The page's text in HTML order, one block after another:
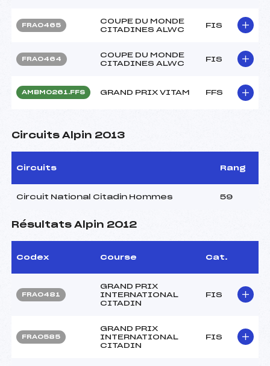
FRA0465
COUPE DU MONDE
CITADINES ALWC
FIS
FRA0464
COUPE DU MONDE
CITADINES ALWC
FIS
AMBM0261.FFS GRAND PRIX VITAM FFS
Circuits Alpin 2013
Circuits Rang
Circuit National Citadin Hommes 59
Résultats Alpin 2012
Codex Course Cat.
FRA0481
GRAND PRIX
INTERNATIONAL
CITADIN
FIS
FRA0585
GRAND PRIX
INTERNATIONAL
CITADIN
FIS